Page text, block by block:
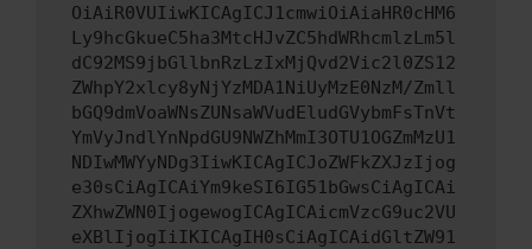
OiAiR0VUIiwKICAgICJ1cmwiOiAiaHR0cHM6
Ly9hcGkueC5ha3MtcHJvZC5hdWRhcmlzLm5l
dC92MS9jbGllbnRzLzIxMjQvd2Vic2l0ZS12
ZWhpY2xlcy8yNjYzMDA1NiUyMzE0NzM/Zmll
bGQ9dmVoaWNsZUNsaWVudEludGVybmFsTnVt
YmVyJndlYnNpdGU9NWZhMmI3OTU1OGZmMzU1
NDIwMWYyNDg3IiwKICAgICJoZWFkZXJzIjog
e30sCiAgICAiYm9keSI6IG51bGwsCiAgICAi
ZXhwZWN0IjogewogICAgICAicmVzcG9uc2VU
eXBlIjogIiIKICAgIH0sCiAgICAidGltZW91